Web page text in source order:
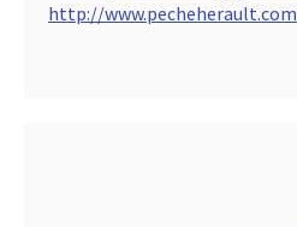
http://www.pecheherault.com